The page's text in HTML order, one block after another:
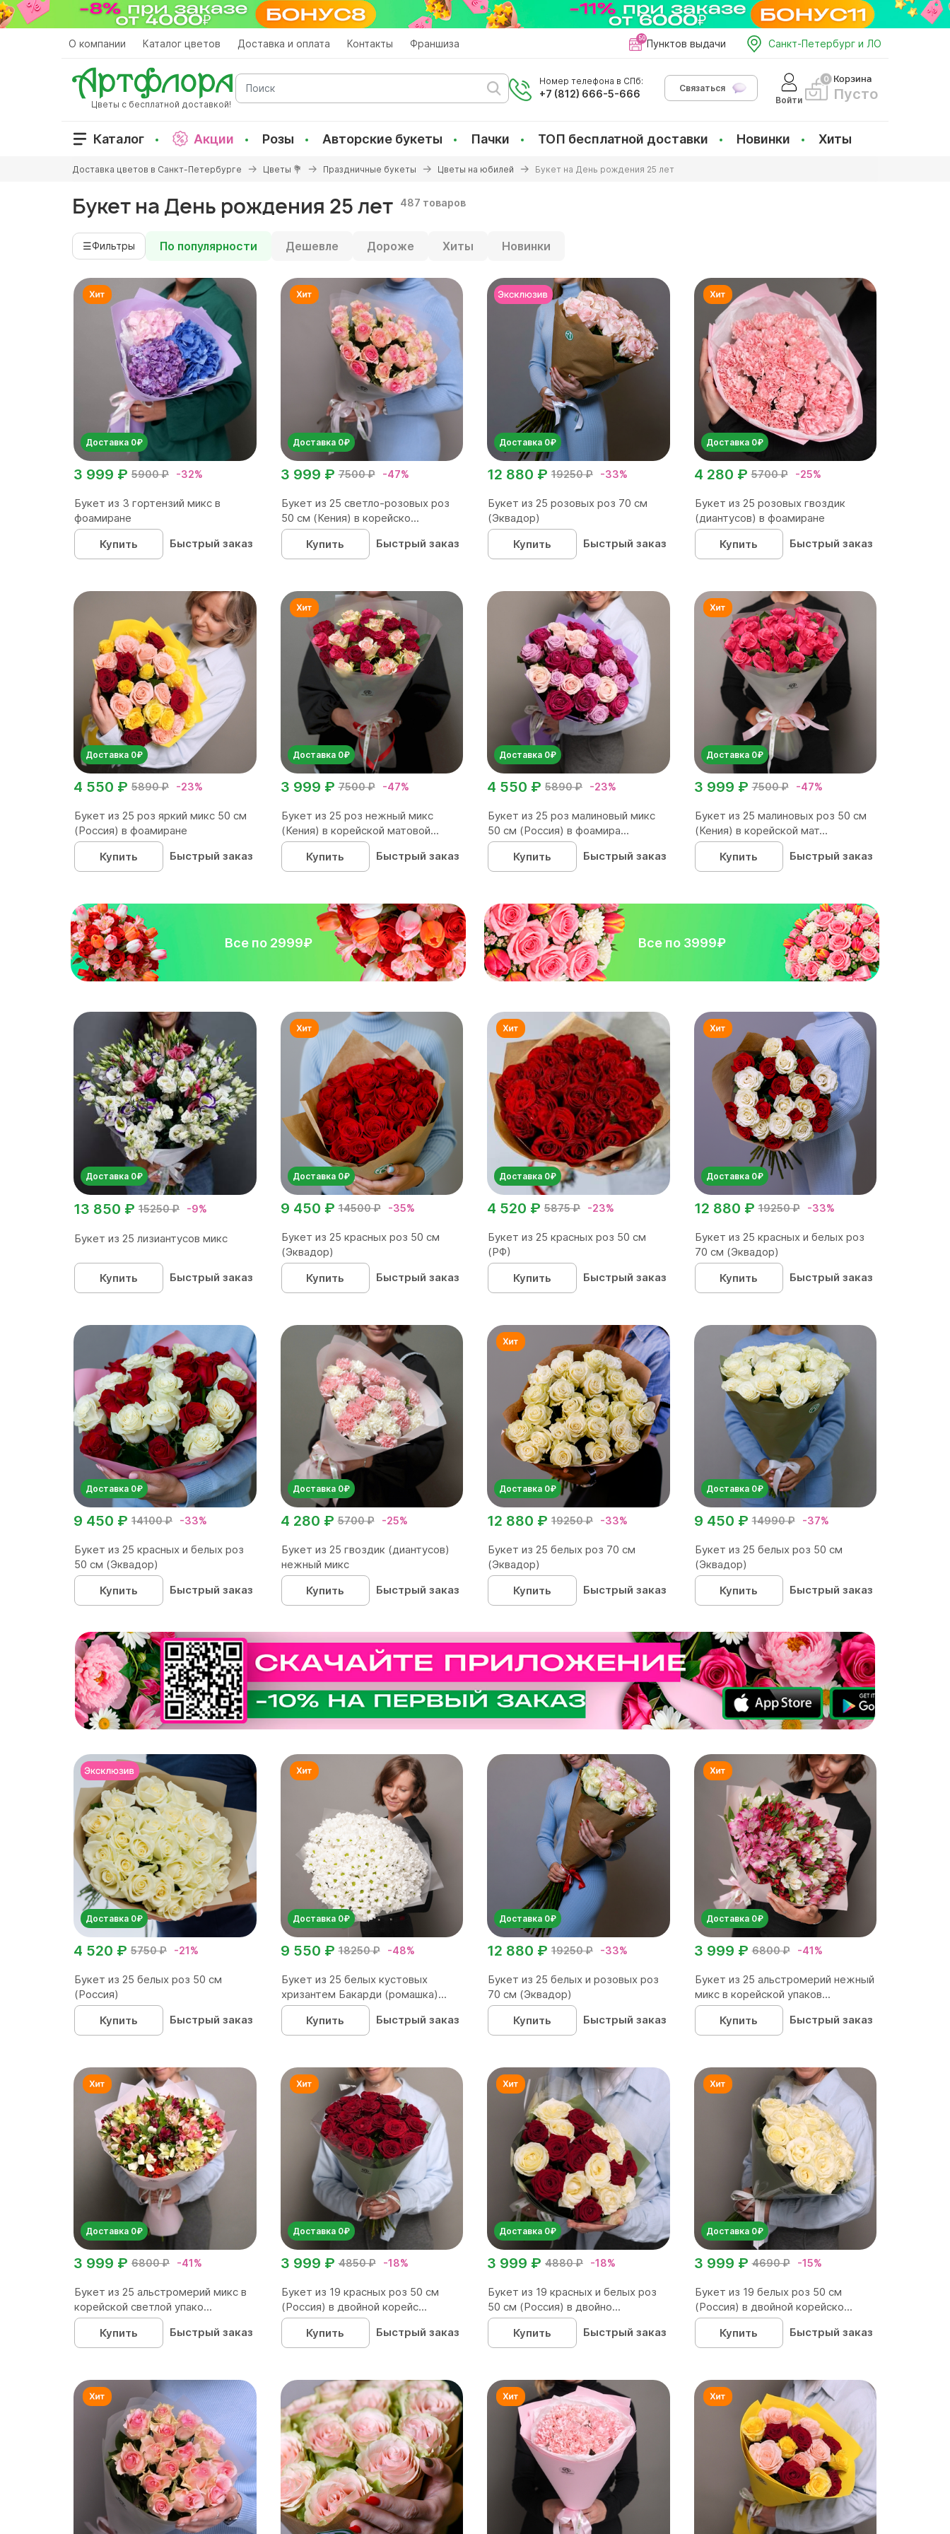
Перейти
к
О компании Каталог цветов Доставка и оплата Контакты Франшиза Пунктов выдачи Санкт-Петербург и ЛО
Цветы с бесплатной доставкой!
Поиск
Номер телефона в СПб:
+7 (812) 666-5-666
Связаться
Войти
Корзина
Пусто
Каталог Акции Розы Авторские букеты Пачки ТОП бесплатной доставки Новинки Хиты
здесь
Доставка цветов в Санкт-Петербурге Цветы 💐 Праздничные букеты Цветы на юбилей Букет на День рождения 25 лет
Букет на День рождения 25 лет 487 товаров
☰Фильтры По популярности Дешевле Дороже Хиты Новинки
Доставка 0₽
5900 ₽ -32%
3 999 ₽
Букет из 3 гортензий микс в
фоамиране
Купить
Быстрый заказ
Доставка 0₽
7500 ₽ -47%
3 999 ₽
Букет из 25 светло-розовых роз
50 см (Кения) в корейско...
Купить
Быстрый заказ
Доставка 0₽
19250 ₽ -33%
12 880 ₽
Букет из 25 розовых роз 70 см
(Эквадор)
Купить
Быстрый заказ
Доставка 0₽
5700 ₽ -25%
4 280 ₽
Букет из 25 розовых гвоздик
(диантусов) в фоамиране
Купить
Быстрый заказ
Доставка 0₽
5890 ₽ -23%
4 550 ₽
Букет из 25 роз яркий микс 50 см
(Россия) в фоамиране
Купить
Быстрый заказ
Доставка 0₽
7500 ₽ -47%
3 999 ₽
Букет из 25 роз нежный микс
(Кения) в корейской матовой...
Купить
Быстрый заказ
Доставка 0₽
5890 ₽ -23%
4 550 ₽
Букет из 25 роз малиновый микс
50 см (Россия) в фоамира...
Купить
Быстрый заказ
Доставка 0₽
7500 ₽ -47%
3 999 ₽
Букет из 25 малиновых роз 50 см
(Кения) в корейской мат...
Купить
Быстрый заказ
Все по 2999₽ Все по 3999₽
Доставка 0₽
15250 ₽ -9%
13 850 ₽
Букет из 25 лизиантусов микс
Купить Быстрый заказ
Доставка 0₽
14500 ₽ -35%
9 450 ₽
Букет из 25 красных роз 50 см
(Эквадор)
Купить
Быстрый заказ
Доставка 0₽
5875 ₽ -23%
4 520 ₽
Букет из 25 красных роз 50 см
(РФ)
Купить
Быстрый заказ
Доставка 0₽
19250 ₽ -33%
12 880 ₽
Букет из 25 красных и белых роз
70 см (Эквадор)
Купить
Быстрый заказ
Доставка 0₽
14100 ₽ -33%
9 450 ₽
Букет из 25 красных и белых роз
50 см (Эквадор)
Купить
Быстрый заказ
Доставка 0₽
5700 ₽ -25%
4 280 ₽
Букет из 25 гвоздик (диантусов)
нежный микс
Купить
Быстрый заказ
Доставка 0₽
19250 ₽ -33%
12 880 ₽
Букет из 25 белых роз 70 см
(Эквадор)
Купить
Быстрый заказ
Доставка 0₽
14990 ₽ -37%
9 450 ₽
Букет из 25 белых роз 50 см
(Эквадор)
Купить
Быстрый заказ
Доставка 0₽
5750 ₽ -21%
4 520 ₽
Букет из 25 белых роз 50 см
(Россия)
Купить
Быстрый заказ
Доставка 0₽
18250 ₽ -48%
9 550 ₽
Букет из 25 белых кустовых
хризантем Бакарди (ромашка)...
Купить
Быстрый заказ
Доставка 0₽
19250 ₽ -33%
12 880 ₽
Букет из 25 белых и розовых роз
70 см (Эквадор)
Купить
Быстрый заказ
Доставка 0₽
6800 ₽ -41%
3 999 ₽
Букет из 25 альстромерий нежный
микс в корейской упаков...
Купить
Быстрый заказ
Доставка 0₽
6800 ₽ -41%
3 999 ₽
Букет из 25 альстромерий микс в
корейской светлой упако...
Купить
Быстрый заказ
Доставка 0₽
4850 ₽ -18%
3 999 ₽
Букет из 19 красных роз 50 см
(Россия) в двойной корейс...
Купить
Быстрый заказ
Доставка 0₽
4880 ₽ -18%
3 999 ₽
Букет из 19 красных и белых роз
50 см (Россия) в двойно...
Купить
Быстрый заказ
Доставка 0₽
4690 ₽ -15%
3 999 ₽
Букет из 19 белых роз 50 см
(Россия) в двойной корейско...
Купить
Быстрый заказ